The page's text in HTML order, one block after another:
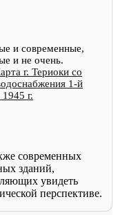
и современные,
и не очень.
г. Териоки со
1-й
г.
современных
зданий,
увидеть
перспективе.